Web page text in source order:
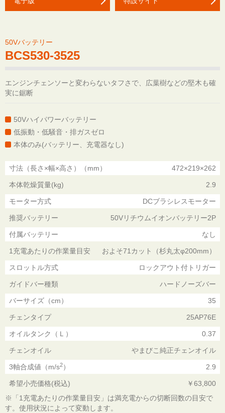
50Vバッテリー
BCS530-3525
エンジンチェンソーと変わらないタフさで、広葉樹などの堅木も確
実に鋸断
50Vハイパワーバッテリー
低振動・低騒音・排ガスゼロ
本体のみ(バッテリー、充電器なし)
寸法（長さ×幅×高さ）（mm） 472×219×262
本体乾燥質量(kg) 2.9
モーター方式 DCブラシレスモーター
推奨バッテリー 50Vリチウムイオンバッテリー2P
付属バッテリー なし
1充電あたりの作業量目安 およそ71カット（杉丸太φ200mm）
スロットル方式 ロックアウト付トリガー
ガイドバー種類 ハードノーズバー
バーサイズ（cm） 35
チェンタイプ 25AP76E
オイルタンク（Ｌ） 0.37
チェンオイル やまびこ純正チェンオイル
3軸合成値（m/s2） 2.9
希望小売価格(税込)
￥63,800
※「1充電あたりの作業量目安」は満充電からの切断回数の目安で
す。使用状況によって変動します。